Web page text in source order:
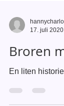
17. juli 2020
Broren
En liten